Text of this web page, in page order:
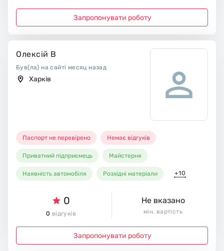
Запропонувати роботу
Олексій В
Був(ла) на сайті месяц назад
Харків
Паспорт не перевірено Немає відгуків
Приватний підприємець Майстерня
Наявність автомобіля Розхідні матеріали +10
0
0 відгуків
Не вказано
мін. вартість
Запропонувати роботу